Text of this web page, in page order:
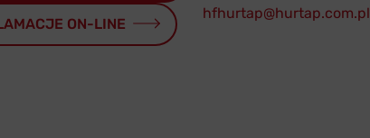
ON-LINE
hfhurtap@hurtap.com.pl